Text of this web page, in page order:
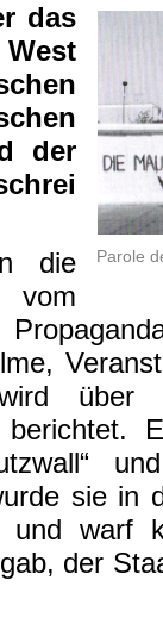
Parole
das
der
die
vom
über
sie in
und warf
der